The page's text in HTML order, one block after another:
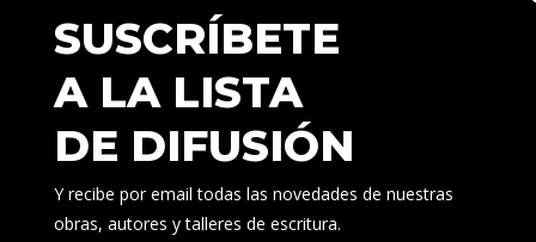
SUSCRÍBETE
A LA LISTA
DE DIFUSIÓN
Y recibe por email todas las novedades de nuestras
obras, autores y talleres de escritura.